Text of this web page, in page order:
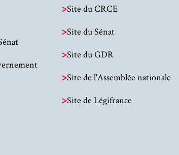
>Site du CRCE
>Site du Sénat
>Site du GDR
>Site de l'Assemblée nationale
>Site de Légifrance